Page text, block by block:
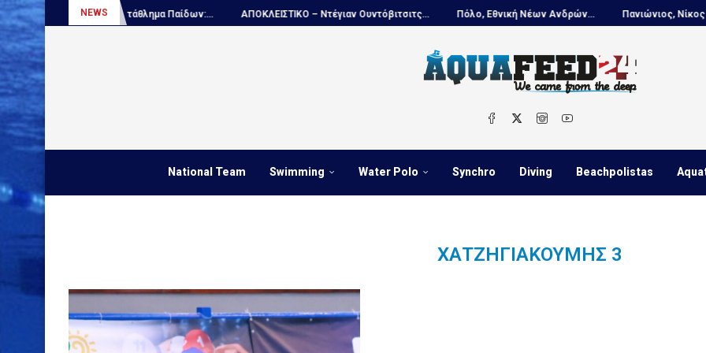
NEWS
Παγκόσμιο πρωτάθλημα Παίδων:... ΑΠΟΚΛΕΙΣΤΙΚΟ – Ντέγιαν Ουντόβιτσιτς... Πόλο, Εθνική Νέων Ανδρών... Πανιώνιος, Νίκος
National Team Swimming Water Polo Synchro Diving Beachpolistas
ΧΑΤΖΗΓΙΑΚΟΥΜΉΣ 3